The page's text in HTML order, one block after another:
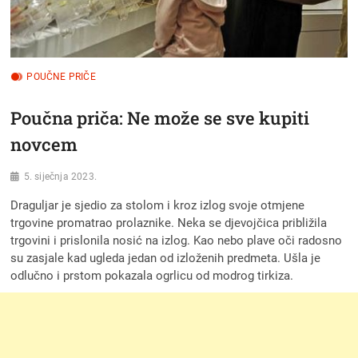
POUČNE PRIČE
Poučna priča: Ne može se sve kupiti
novcem
5. siječnja 2023.
Draguljar je sjedio za stolom i kroz izlog svoje otmjene
trgovine promatrao prolaznike. Neka se djevojčica približila
trgovini i prislonila nosić na izlog. Kao nebo plave oči radosno
su zasjale kad ugleda jedan od izloženih predmeta. Ušla je
odlučno i prstom pokazala ogrlicu od modrog tirkiza.